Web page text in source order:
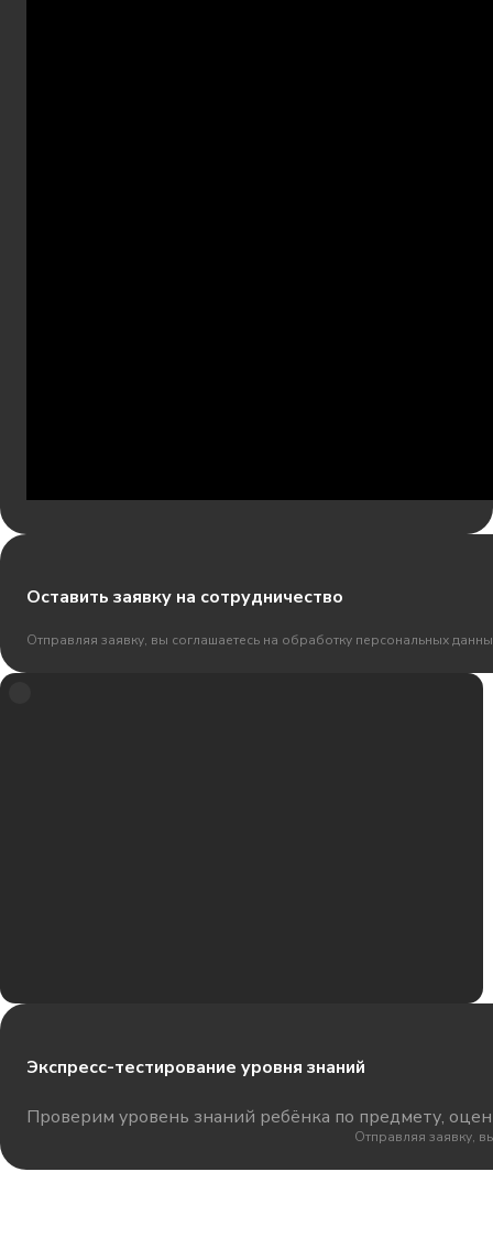
Оставить заявку на сотрудничество
Отправляя заявку, вы соглашаетесь на обработку персональных
Экспресс-тестирование уровня знаний
Проверим уровень знаний ребёнка по предмету,
Отправляя заявку,